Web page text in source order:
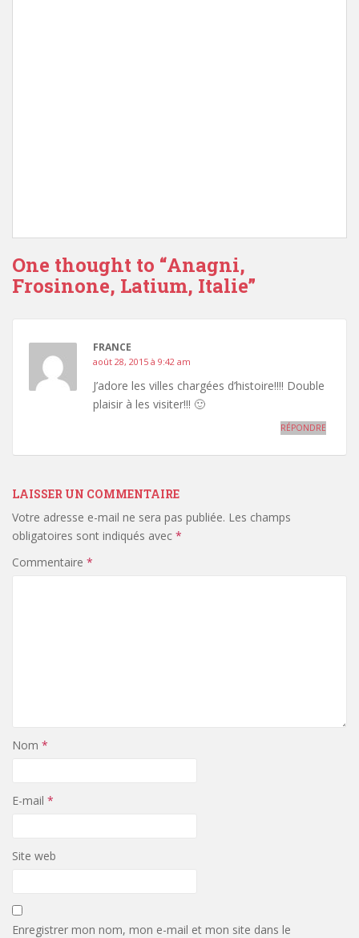
One thought to “Anagni,
Frosinone, Latium, Italie”
FRANCE
août 28, 2015 à 9:42 am
J’adore les villes chargées d’histoire!!!! Double
plaisir à les visiter!!! 🙂
RÉPONDRE
LAISSER UN COMMENTAIRE
Votre adresse e-mail ne sera pas publiée. Les champs
obligatoires sont indiqués avec *
Commentaire *
Nom *
E-mail *
Site web
Enregistrer mon nom, mon e-mail et mon site dans le